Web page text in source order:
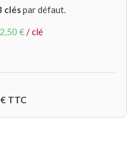
cléspar défaut.
€/ clé
€ TTC